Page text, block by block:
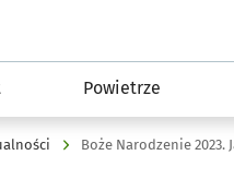
Powietrze
Boże Narodzenie 2023.